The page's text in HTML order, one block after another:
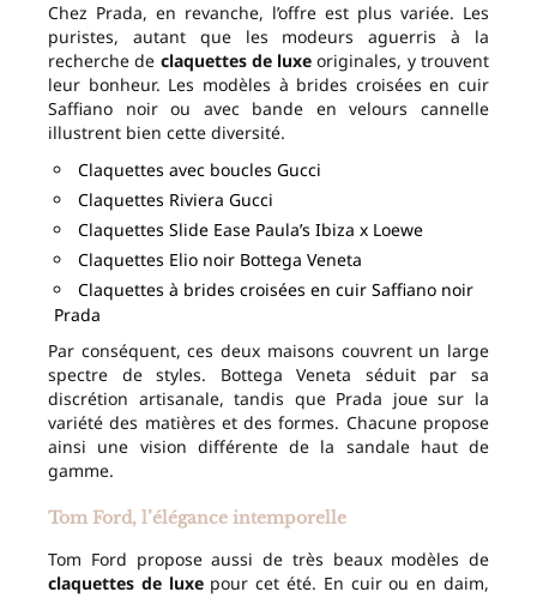
Chez Prada, en revanche, l’offre est plus variée. Les
puristes, autant que les modeurs aguerris à la
recherche de claquettes de luxe originales, y trouvent
leur bonheur. Les modèles à brides croisées en cuir
Saffiano noir ou avec bande en velours cannelle
illustrent bien cette diversité.
Claquettes avec boucles Gucci
Claquettes Riviera Gucci
Claquettes Slide Ease Paula’s Ibiza x Loewe
Claquettes Elio noir Bottega Veneta
Claquettes à brides croisées en cuir Saffiano noir
Prada
Par conséquent, ces deux maisons couvrent un large
spectre de styles. Bottega Veneta séduit par sa
discrétion artisanale, tandis que Prada joue sur la
variété des matières et des formes. Chacune propose
ainsi une vision différente de la sandale haut de
gamme.
Tom Ford, l’élégance intemporelle
Tom Ford propose aussi de très beaux modèles de
claquettes de luxepour cet été. En cuir ou en daim,